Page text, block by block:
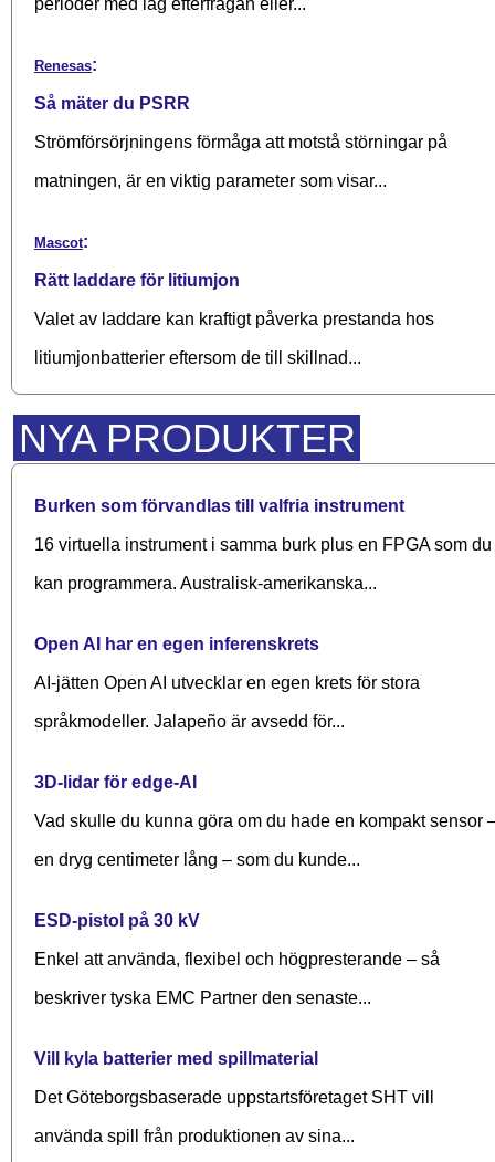
Renesas:
Så mäter du PSRR
Strömförsörjningens förmåga att motstå störningar på
matningen, är en viktig parameter som visar...
Mascot:
Rätt laddare för litiumjon
Valet av laddare kan kraftigt påverka prestanda hos
litiumjonbatterier eftersom de till skillnad...
NYA PRODUKTER
Burken som förvandlas till valfria instrument
16 virtuella instrument i samma burk plus en FPGA som du
kan programmera. Australisk-amerikanska...
Open AI har en egen inferenskrets
AI-jätten Open AI utvecklar en egen krets för stora
språkmodeller. Jalapeño är avsedd för...
3D-lidar för edge-AI
Vad skulle du kunna göra om du hade en kompakt sensor
en dryg centimeter lång – som du kunde...
ESD-pistol på 30 kV
Enkel att använda, flexibel och högpresterande – så
beskriver tyska EMC Partner den senaste...
Vill kyla batterier med spillmaterial
Det Göteborgsbaserade upp­starts­företaget SHT vill
använda spill från produktionen av sina...